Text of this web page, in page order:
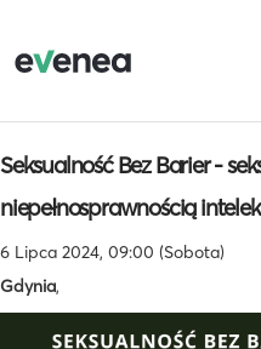
Seksualność Bez Barier -
niepełnosprawnością
6 Lipca 2024, 09:00 (Sobota)
Gdynia,